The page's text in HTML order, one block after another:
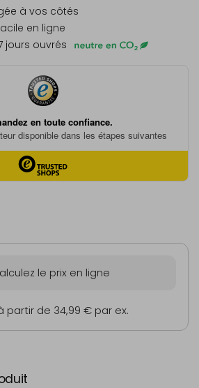
à vos côtés
en ligne
jours ouvrés
le prix en ligne
partir de 34,99 € par ex.